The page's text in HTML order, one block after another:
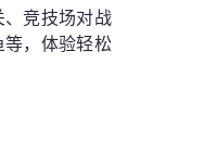
竞技场对战
，体验轻松